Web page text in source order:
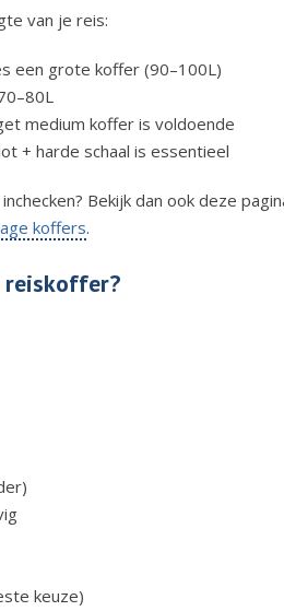
van je reis:
een grote koffer (90–100L)
medium koffer is voldoende
+ harde schaal is essentieel
Bekijk dan ook deze
koffers.
reiskoffer?
keuze)